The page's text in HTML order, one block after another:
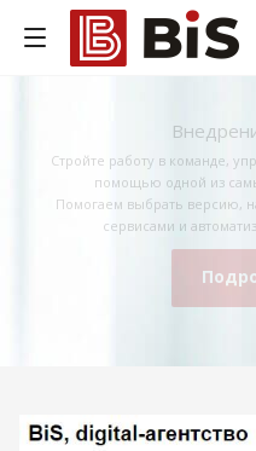
Стройте работу в команде,
помощью одной из
Помогаем выбрать версию,
сервисами и